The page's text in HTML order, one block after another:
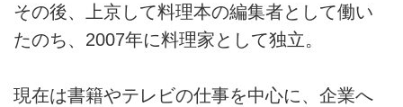
その後、上京して料理本の編集者として働い
たのち、2007年に料理家として独立。
現在は書籍やテレビの仕事を中心に、企業へ